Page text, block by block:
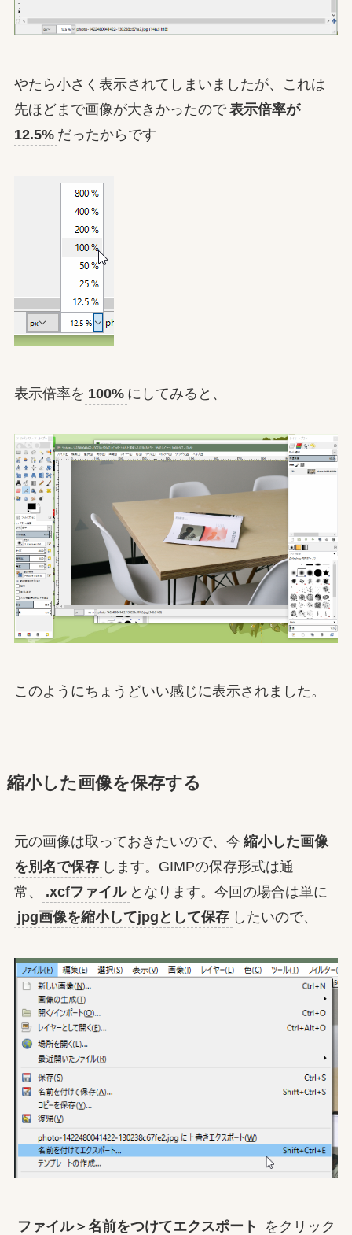
やたら小さく表示されてしまいましたが、これは
先ほどまで画像が大きかったので 表示倍率が
12.5% だったからです
表示倍率を 100% にしてみると、
このようにちょうどいい感じに表示されました。
縮小した画像を保存する
元の画像は取っておきたいので、今 縮小した画像
を別名で保存 します。GIMPの保存形式は通
常、
.xcfファイル となります。今回の場合は単に
jpg画像を縮小してjpgとして保存 したいので、
ファイル＞名前をつけてエクスポート
をクリック